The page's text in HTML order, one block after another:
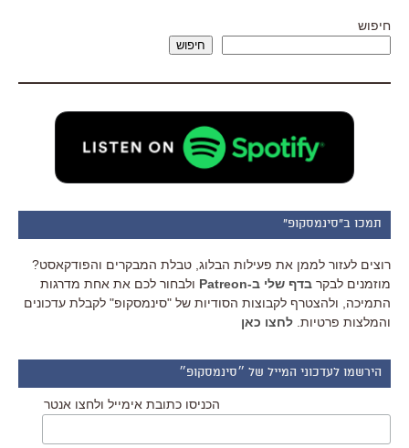
חיפוש
חיפוש
תמכו ב"סינמסקופ"
רוצים לעזור לממן את פעילות הבלוג, טבלת המבקרים והפודקאסט?
מוזמנים לבקר בדף שלי ב-Patreon
ולבחור לכם את אחת מדרגות
התמיכה, ולהצטרף לקבוצות הסודיות של "סינמסקופ" לקבלת עדכונים
והמלצות פרטיות. לחצו כאן
הירשמו לעדכוני המייל של ״סינמסקופ״
הכניסו כתובת אימייל ולחצו אנטר